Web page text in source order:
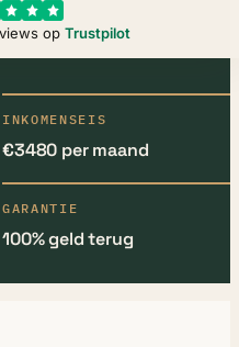
op Trustpilot
INKOMENSEIS
€3480 per maand
GARANTIE
100% geld terug